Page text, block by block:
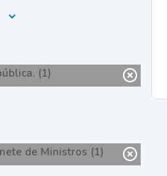
(1)
de Ministros (1)